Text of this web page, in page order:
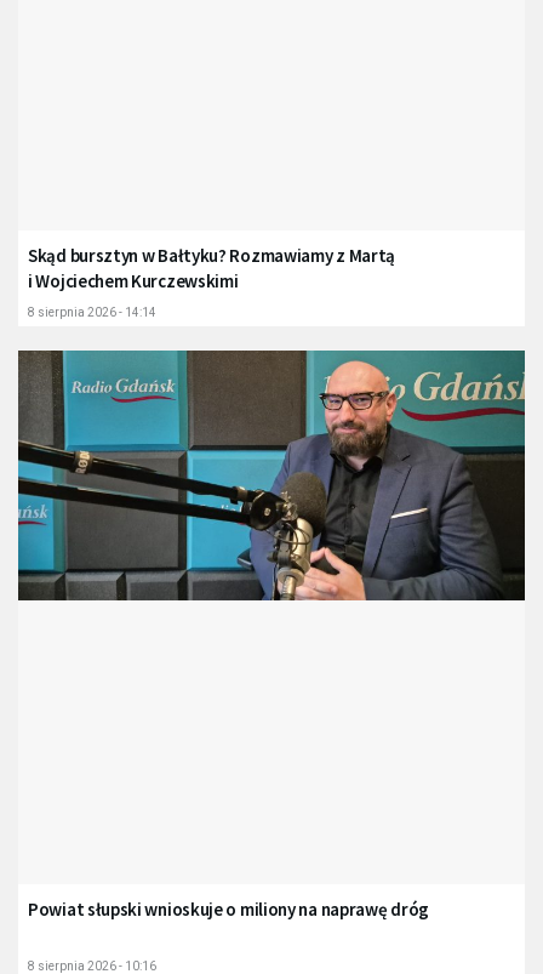
Skąd bursztyn w Bałtyku? Rozmawiamy z Martą
i Wojciechem Kurczewskimi
8 sierpnia 2026 - 14:14
Powiat słupski wnioskuje o miliony na naprawę dróg
8 sierpnia 2026 - 10:16